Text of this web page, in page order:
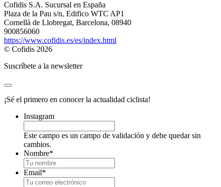
Cofidis S.A. Sucursal en España
Plaza de la Pau s/n, Edifico WTC AP1
Cornellà de Llobregat, Barcelona, 08940
900856060
https://www.cofidis.es/es/index.html
© Cofidis 2026
Suscríbete a la newsletter
¡Sé el primero en conocer la actualidad ciclista!
Instagram
Este campo es un campo de validación y debe quedar sin
cambios.
Nombre*
Email*